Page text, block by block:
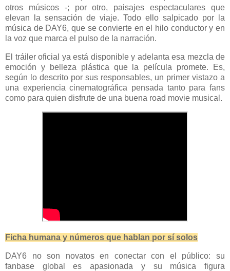
otros músicos -; por otro, paisajes espectaculares que
elevan la sensación de viaje. Todo ello salpicado por la
música de DAY6, que se convierte en el hilo conductor y en
la voz que marca el pulso de la narración.
El tráiler oficial ya está disponible y adelanta esa mezcla de
emoción y belleza plástica que la película promete. Es,
según lo descrito por sus responsables, un primer vistazo a
una experiencia cinematográfica pensada tanto para fans
como para quien disfrute de una buena road movie musical.
Ficha humana y números que hablan por sí solos
DAY6 no son novatos en conectar con el público: su
fanbase global es apasionada y su música figura